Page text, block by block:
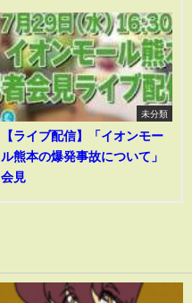
未分類
【ライブ配信】「イオンモー
ル熊本の爆発事故について」
会見